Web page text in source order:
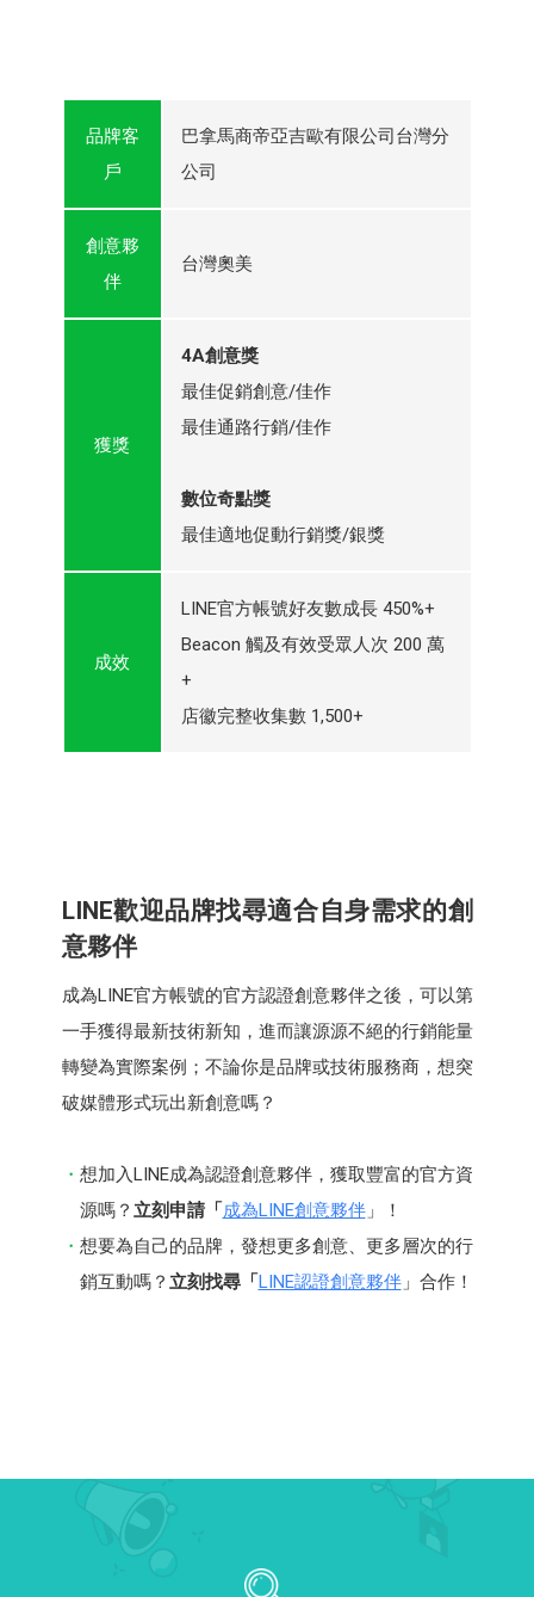
品牌客
戶
巴拿馬商帝亞吉歐有限公司台灣分
公司
創意夥
伴
台灣奧美
獲獎
4A創意獎
最佳促銷創意/佳作
最佳通路行銷/佳作
數位奇點獎
最佳適地促動行銷獎/銀獎
成效
LINE官方帳號好友數成長 450%+
Beacon 觸及有效受眾人次 200 萬
+
店徽完整收集數 1,500+
LINE歡迎品牌找尋適合自身需求的創
意夥伴
成為LINE官方帳號的官方認證創意夥伴之後，可以第
一手獲得最新技術新知，進而讓源源不絕的行銷能量
轉變為實際案例；不論你是品牌或技術服務商，想突
破媒體形式玩出新創意嗎？
想加入LINE成為認證創意夥伴，獲取豐富的官方資
源嗎？ 立刻申請「成為LINE創意夥伴」！
想要為自己的品牌，發想更多創意、更多層次的行
銷互動嗎？ 立刻找尋「LINE認證創意夥伴」合作！